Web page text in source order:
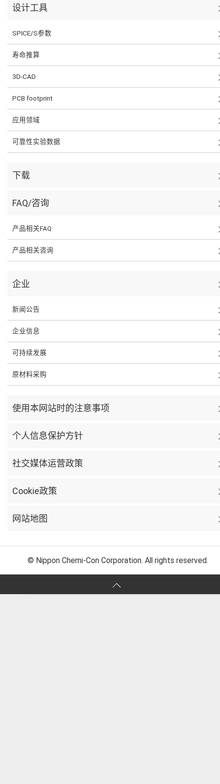
设计工具
SPICE/S参数
寿命推算
3D-CAD
PCB footprint
应用领域
可靠性实验数据
下载
FAQ/咨询
产品相关FAQ
产品相关咨询
企业
新闻公告
企业信息
可持续发展
原材料采购
使用本网站时的注意事项
个人信息保护方针
社交媒体运营政策
Cookie政策
网站地图
© Nippon Chemi-Con Corporation. All rights reserved.